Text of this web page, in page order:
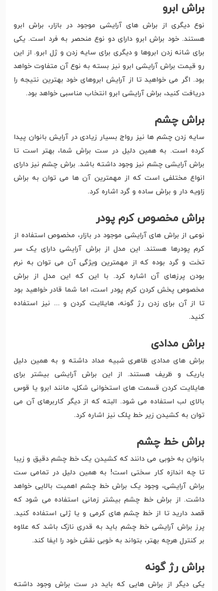
براش ابرو
نوع دیگری از براش های آرایشی موجود در بازار، براش ابرو
هستند. خود براش ابرو دارای دو نوع منحصر به فرد است. یکی
برای شانه زدن ابروها و دیگری برای سایه زدن و ژل ابرو. از این
رو قیمت براش آرایشی ابرو نیز بسته به نوع آن متفاوت خواهد
بود. اگر می خواهید تا از آرایش ابروهای خود بهترین نتیجه را
دریافت کنید، براش آرایشی ابرو انتخاب مناسبی خواهد بود.
براش چشم
سایه زدن چشم ها نیز رواج بسیار زیادی در آرایش بانوان پیدا
کرده است. به همین دلیل در ست براش شما، بهتر است تا
براش آرایشی چشم نیز وجود داشته باشد. براش چشم نیز دارای
انواع مختلفی است که از مهمترین آن ها می توان به براش
زاویه دار و براش ساده و گرد اشاره کرد.
براش مخصوص کرم پودر
نوعی از براش های آرایشی موجود در بازار، مخصوص استفاده از
کرم پودرها هستند. این مدل از براش آرایشی دارای یک سر
تخت و گرد بوده که از مهمترین ویژگی آن می توان به نرم
بودن پرزهای آن اشاره کرد. با این که این مدل از براش
مخصوص پخش کردن کرم پودر است، اما شما قادر خواهید بود
تا از آن برای زدن رژ گونه، هایلایت کردن و ... نیز استفاده
کنید.
براش مدادی
براش های مدادی ظاهری شبیه مداد داشته و به همین دلیل
باریک و ظریف هستند. از این براش آرایشی بیشتر برای
هایلایت کردن قسمت های استخوانی شکل، مانند ابرو یا قوس
بالای لب استفاده می شود. البته که از دیگر کاربرهای آن می
توان به کشیدن زیر خط پلک نیز اشاره کرد.
براش خط چشم
بانوان به خوبی می دانند که کشیدن یک خط چشم دقیق و زیبا
تا چه اندازه کار سختی است! به همین دلیل در تمامی ست
براش آرایشی، وجود یک براش خط چشم اهمیت بالایی خواهد
داشت. از براش خط چشم بیشتر زمانی استفاده می شود که
قصد دارید تا از خط چشم های کرمی و یا ژلی استفاده کنید.
پرز براش آرایشی خط چشم باید به قدری نازک باشد که علاوه
بر کنترل هرچه بهتر، بتواند به خوبی نقش خود را ایفا کند.
براش رژ گونه
یکی دیگر از براش هایی که باید در ست براش وجود داشته